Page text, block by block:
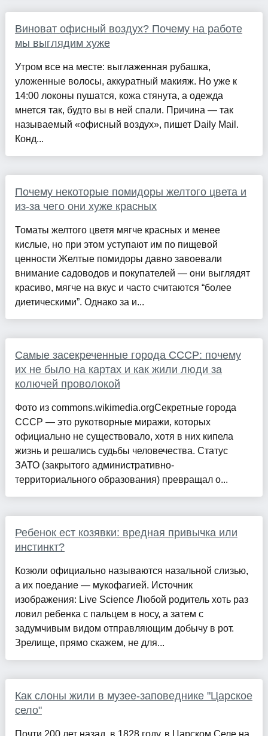
Виноват офисный воздух? Почему на работе
мы выглядим хуже
Утром все на месте: выглаженная рубашка,
уложенные волосы, аккуратный макияж. Но уже к
14:00 локоны пушатся, кожа стянута, а одежда
мнется так, будто вы в ней спали. Причина — так
называемый «офисный воздух», пишет Daily Mail.
Конд...
Почему некоторые помидоры желтого цвета и
из-за чего они хуже красных
Томаты желтого цветя мягче красных и менее
кислые, но при этом уступают им по пищевой
ценности Желтые помидоры давно завоевали
внимание садоводов и покупателей — они выглядят
красиво, мягче на вкус и часто считаются “более
диетическими”. Однако за и...
Самые засекреченные города СССР: почему
их не было на картах и как жили люди за
колючей проволокой
Фото из commons.wikimedia.orgСекретные города
СССР — это рукотворные миражи, которых
официально не существовало, хотя в них кипела
жизнь и решались судьбы человечества. Статус
ЗАТО (закрытого административно-
территориального образования) превращал о...
Ребенок ест козявки: вредная привычка или
инстинкт?
Козюли официально называются назальной слизью,
а их поедание — мукофагией. Источник
изображения: Live Science Любой родитель хоть раз
ловил ребенка с пальцем в носу, а затем с
задумчивым видом отправляющим добычу в рот.
Зрелище, прямо скажем, не для...
Как слоны жили в музее-заповеднике "Царское
село"
Почти 200 лет назад, в 1828 году, в Царском Селе на